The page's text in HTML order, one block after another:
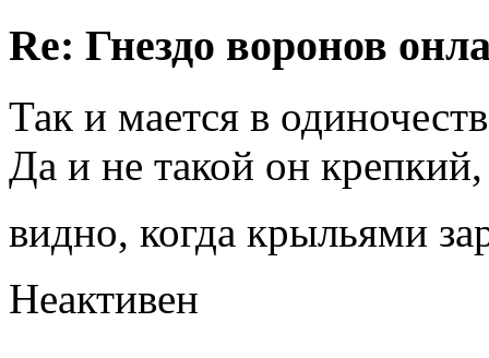
Re: Гнездо воронов
Так и мается в
Да и не такой он
видно, когда крыльями
Неактивен